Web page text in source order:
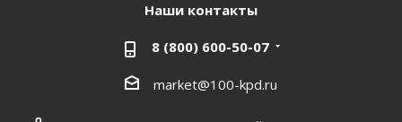
Наши контакты
8 (800) 600-50-07
market@100-kpd.ru